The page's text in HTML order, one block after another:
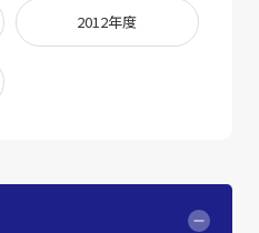
2012年度